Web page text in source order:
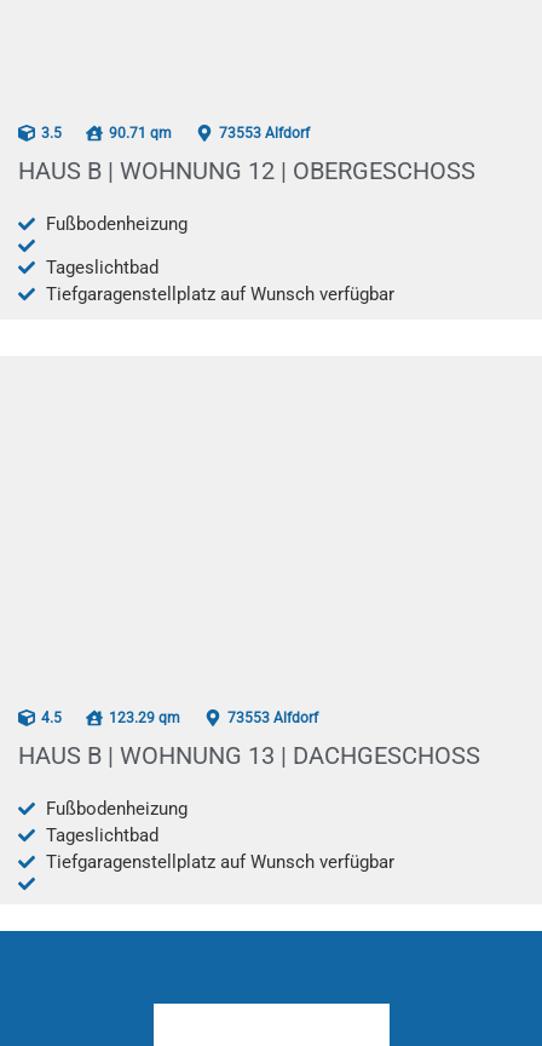
AB 12/2025
3.5 90.71 qm 73553 Alfdorf
HAUS B | WOHNUNG 12 | OBERGESCHOSS
Fußbodenheizung
Tageslichtbad
Tiefgaragenstellplatz auf Wunsch verfügbar
AB 12/2025
4.5 123.29 qm 73553 Alfdorf
HAUS B | WOHNUNG 13 | DACHGESCHOSS
Fußbodenheizung
Tageslichtbad
Tiefgaragenstellplatz auf Wunsch verfügbar